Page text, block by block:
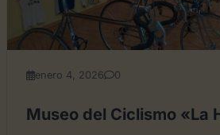
enero 4, 2026 0
Museo del Ciclismo «La